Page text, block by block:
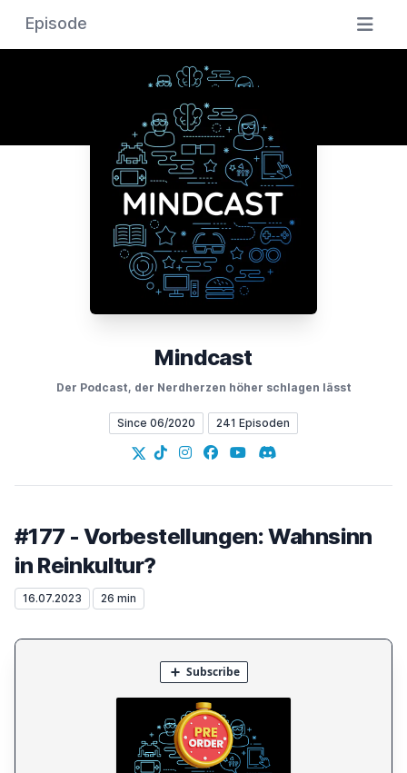
Episode
Mindcast
Der Podcast, der Nerdherzen höher schlagen lässt
Since 06/2020 241 Episoden
X TikTokInstagram
Facebook
YouTubeDiscord
#177 - Vorbestellungen: Wahnsinn
in Reinkultur?
16.07.2023 26 min